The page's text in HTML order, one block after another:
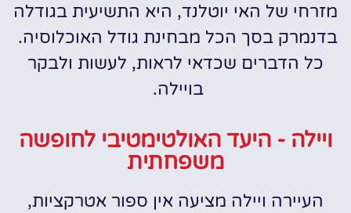
מזרחי של האי יוטלנד, היא התשיעית בגודלה
בדנמרק בסך הכל מבחינת גודל האוכלוסיה.
כל הדברים שכדאי לראות, לעשות ולבקר
בויילה.
ויילה - היעד האולטימטיבי לחופשה
משפחתית
העיירה ויילה מציעה אין ספור אטרקציות,